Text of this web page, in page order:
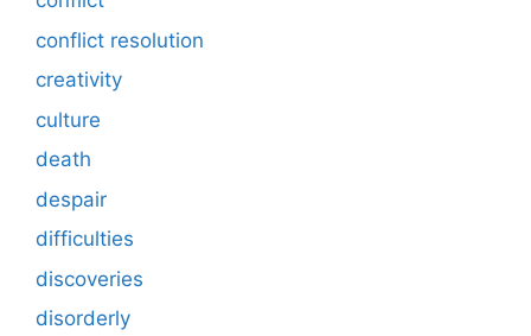
conflict resolution
creativity
culture
death
despair
difficulties
discoveries
disorderly